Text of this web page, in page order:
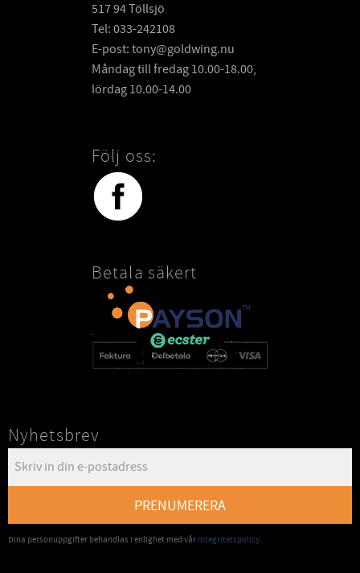
517 94 Töllsjö
Tel: 033-242108
E-post: tony@goldwing.nu
Måndag till fredag 10.00-18.00,
lördag 10.00-14.00
Följ oss:
Betala säkert
Nyhetsbrev
PRENUMERERA
Dina personuppgifter behandlas i enlighet med vår integritetspolicy.